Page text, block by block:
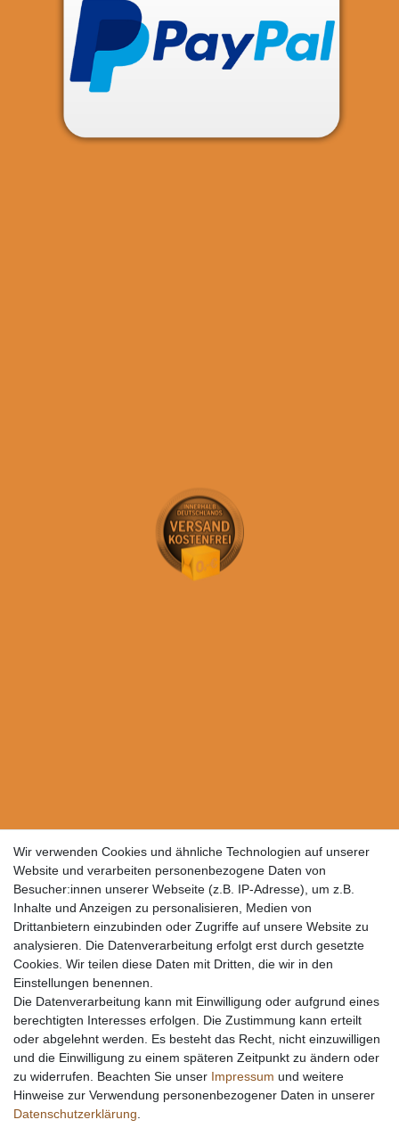
Wir verwenden Cookies und ähnliche Technologien auf unserer
Website und verarbeiten personenbezogene Daten von
Besucher:innen unserer Webseite (z.B. IP-Adresse), um z.B.
Inhalte und Anzeigen zu personalisieren, Medien von
Drittanbietern einzubinden oder Zugriffe auf unsere Website zu
analysieren. Die Datenverarbeitung erfolgt erst durch gesetzte
Cookies. Wir teilen diese Daten mit Dritten, die wir in den
Einstellungen benennen.
Die Datenverarbeitung kann mit Einwilligung oder aufgrund eines
berechtigten Interesses erfolgen. Die Zustimmung kann erteilt
oder abgelehnt werden. Es besteht das Recht, nicht einzuwilligen
und die Einwilligung zu einem späteren Zeitpunkt zu ändern oder
zu widerrufen. Beachten Sie unser Impressum und weitere
Hinweise zur Verwendung personenbezogener Daten in unserer
Daten­schutz­erklärung